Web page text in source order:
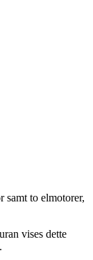
samt to elmotorer,
vises dette